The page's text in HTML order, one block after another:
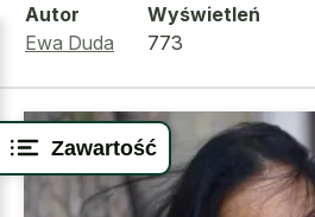
Zawartość
Autor
Ewa Duda
Wyświetleń
773